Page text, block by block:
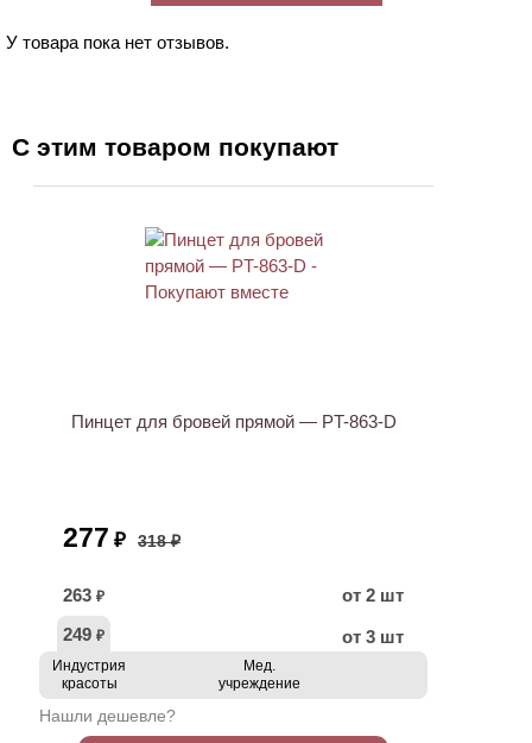
У товара пока нет отзывов.
С этим товаром покупают
Пинцет для бровей прямой — PT-863-D
277 ₽ 318 ₽
263 ₽
от 2 шт
249 ₽ от 3 шт
Индустрия
красоты
Мед.
учреждение
Нашли дешевле?